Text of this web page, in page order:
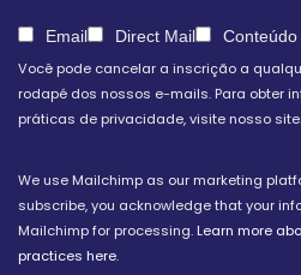
Email Direct Mail
Você pode cancelar a inscrição a
rodapé dos nossos e-mails. Para obter
práticas de privacidade, visite nosso site.
We use Mailchimp as our marketing
subscribe, you acknowledge that your
Mailchimp for processing.Learn more
practices here.